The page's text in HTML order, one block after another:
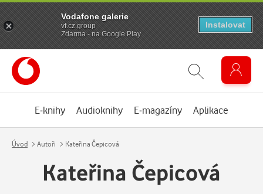
E-knihy Audioknihy E-magazíny Aplikace
Úvod Autoři Kateřina Čepicová
Kateřina Čepicová
Vodafone galerie
vf.cz.group
Zdarma - na Google Play
Instalovat